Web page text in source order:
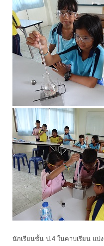
นักเรียนชั้น ป.4 ในคาบเรียน แบ่